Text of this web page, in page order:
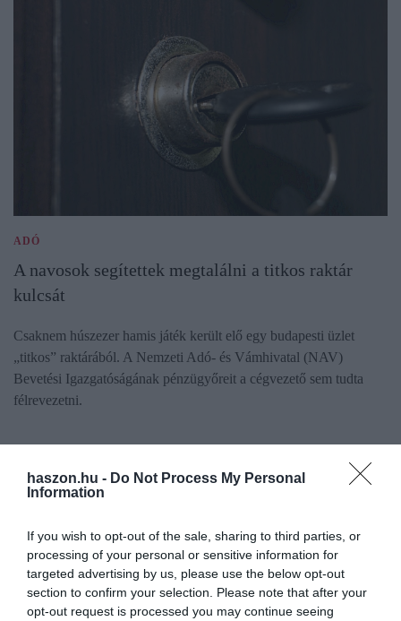
haszon.hu - Do Not Process My Personal
Information
If you wish to opt-out of the sale, sharing to third parties, or
processing of your personal or sensitive information for
targeted advertising by us, please use the below opt-out
section to confirm your selection. Please note that after your
opt-out request is processed you may continue seeing
ADÓ
A navosok segítettek megtalálni a titkos raktár
kulcsát
Csaknem húszezer hamis játék került elő egy budapesti üzlet
„titkos” raktárából. A Nemzeti Adó- és Vámhivatal (NAV)
Bevetési Igazgatóságának pénzügyőreit a cégvezető sem tudta
félrevezetni.